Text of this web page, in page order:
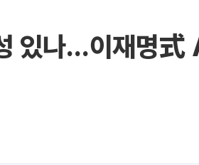
있나…이재명式